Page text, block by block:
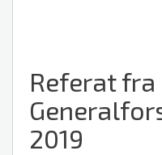
Referat fra
2019